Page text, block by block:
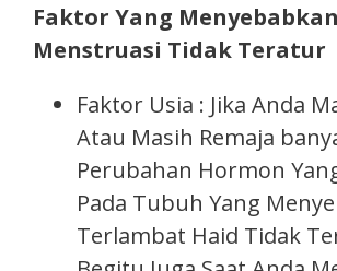
Faktor Yang Menyebabkan
Menstruasi Tidak Teratur
Faktor Usia : Jika Anda
Atau Masih Remaja
Perubahan Hormon
Pada Tubuh Yang
Terlambat Haid Tidak